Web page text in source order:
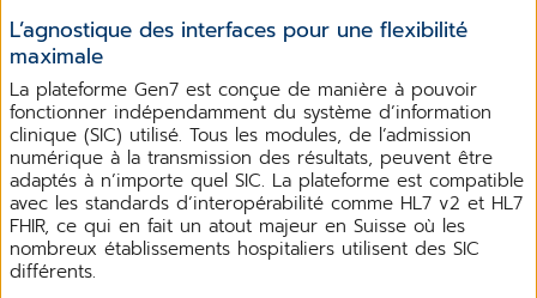
L’agnostique des interfaces pour une flexibilité
maximale
La plateforme Gen7 est conçue de manière à pouvoir
fonctionner indépendamment du système d’information
clinique (SIC) utilisé. Tous les modules, de l’admission
numérique à la transmission des résultats, peuvent être
adaptés à n’importe quel SIC. La plateforme est compatible
avec les standards d’interopérabilité comme HL7 v2 et HL7
FHIR, ce qui en fait un atout majeur en Suisse où les
nombreux établissements hospitaliers utilisent des SIC
différents.